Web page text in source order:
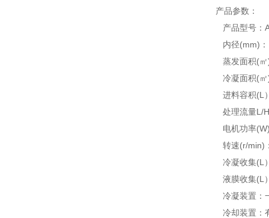
产品参数：
产品型号：
内径(mm)
蒸发面积(㎡
冷凝面积(㎡
进料容积(L
处理流量L/
电机功率
转速(r/min)
冷凝收集(L
液膜收集(L
冷凝装置：
冷却装置：